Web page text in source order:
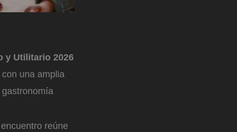
y Utilitario 2026
con una amplia
reúne